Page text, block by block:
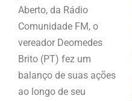
Aberto, da Rádio
Comunidade FM, o
vereador Deomedes
Brito (PT) fez um
balanço de suas ações
ao longo de seu